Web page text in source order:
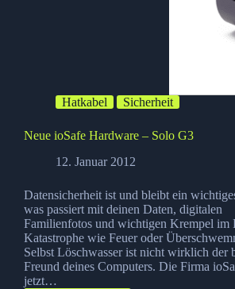
Hatkabel Sicherheit
Neue ioSafe Hardware – Solo G3
12. Januar 2012
Datensicherheit ist und bleibt ein
was passiert mit deinen Daten, digitalen
Familienfotos und wichtigen Krempel im
Katastrophe wie Feuer oder
Selbst Löschwasser ist nicht wirklich der
Freund deines Computers. Die Firma
jetzt…